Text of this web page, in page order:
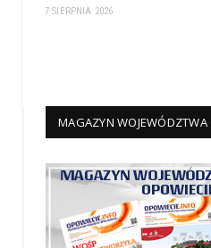
7 SIERPNIA 2026
MAGAZYN